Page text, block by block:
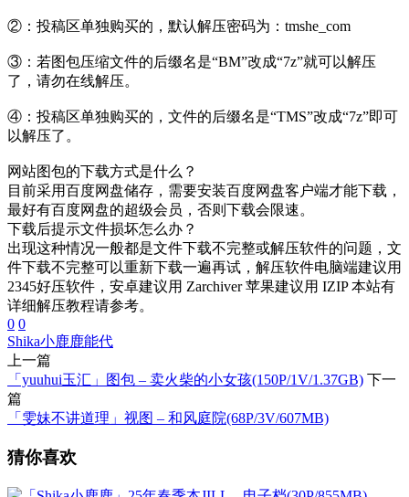
②：投稿区单独购买的，默认解压密码为：tmshe_com
③：若图包压缩文件的后缀名是“BM”改成“7z”就可以解压
了，请勿在线解压。
④：投稿区单独购买的，文件的后缀名是“TMS”改成“7z”即可
以解压了。
网站图包的下载方式是什么？
目前采用百度网盘储存，需要安装百度网盘客户端才能下载，
最好有百度网盘的超级会员，否则下载会限速。
下载后提示文件损坏怎么办？
出现这种情况一般都是文件下载不完整或解压软件的问题，文
件下载不完整可以重新下载一遍再试，解压软件电脑端建议用
2345好压软件，安卓建议用 Zarchiver 苹果建议用 IZIP 本站有
详细解压教程请参考。
0 0
Shika小鹿鹿能代
上一篇
「yuuhui玉汇」图包 – 卖火柴的小女孩(150P/1V/1.37GB) 下一
篇
「雯妹不讲道理」视图 – 和风庭院(68P/3V/607MB)
猜你喜欢